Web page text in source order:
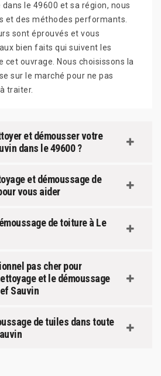
le 49600 et sa région, nous
et des méthodes performants.
sont éprouvés et vous
bien faits qui suivent les
cet ouvrage. Nous choisissons la
sur le marché pour ne pas
traiter.
et démousser votre
dans le 49600 ?
et démoussage de
vous aider
de toiture à Le
pas cher pour
et le démoussage
Sauvin
de tuiles dans toute